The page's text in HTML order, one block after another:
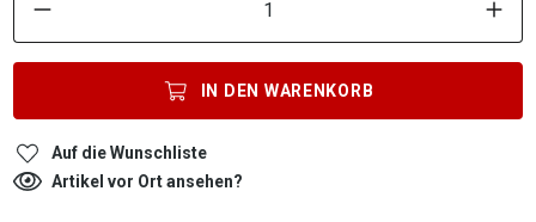
IN DEN WARENKORB
Auf die Wunschliste
Artikel vor Ort ansehen?